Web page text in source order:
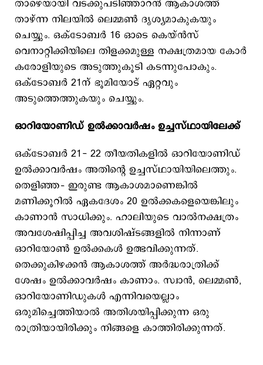
താഴെയായി വടക്കുപടിഞ്ഞാറൻ ആകാശത്ത്
താഴ്ന്ന നിലയിൽ ലെമ്മൺ ദൃശ്യമാകുകയും
ചെയ്യും. ഒക്ടോബർ 16 ഓടെ കെയ്ൻസ്
വെനാറ്റിക്കിയിലെ തിളക്കമുള്ള നക്ഷത്രമായ കോർ
കരോളിയുടെ അടുത്തുകൂടി കടന്നുപോകും.
ഒക്ടോബർ 21ന് ഭൂമിയോട് ഏറ്റവും
അടുത്തെത്തുകയും ചെയ്യും.
ഓറിയോണിഡ് ഉൽക്കാവർഷം ഉച്ചസ്ഥായിലേക്ക്
ഒക്ടോബർ 21- 22 തീയതികളിൽ ഓറിയോണിഡ്
ഉൽക്കാവർഷം അതിന്റെ ഉച്ചസ്ഥായിയിലെത്തും.
തെളിഞ്ഞ– ഇരുണ്ട ആകാശമാണെങ്കില്‍
മണിക്കൂറിൽ ഏകദേശം 20 ഉൽക്കകളെയെങ്കിലും
കാണാന്‍ സാധിക്കും. ഹാലിയുടെ വാൽനക്ഷത്രം
അവശേഷിപ്പിച്ച അവശിഷ്ടങ്ങളിൽ നിന്നാണ്
ഓറിയോൺ ഉൽക്കകൾ ഉത്ഭവിക്കുന്നത്.
തെക്കുകിഴക്കൻ ആകാശത്ത് അർദ്ധരാത്രിക്ക്
ശേഷം ഉല്‍ക്കാവര്‍ഷം കാണാം. സ്വാൻ, ലെമ്മൺ,
ഓറിയോണിഡുകൾ എന്നിവയെല്ലാം
ഒരുമിച്ചെത്തിയാല്‍ അതിശയിപ്പിക്കുന്ന ഒരു
രാത്രിയായിരിക്കും നിങ്ങളെ കാത്തിരിക്കുന്നത്.